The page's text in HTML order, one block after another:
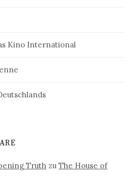
Kino International
Truth zu The House of